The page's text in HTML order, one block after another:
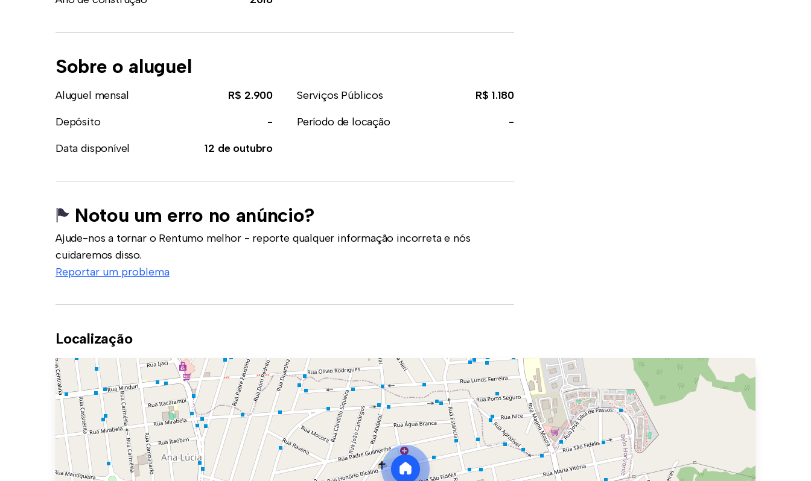
Sobre o aluguel
Aluguel mensal R$ 2.900 Serviços Públicos
R$ 1.180
Depósito
- Período de locação
-
Data disponível
12 de outubro
Notou um erro no anúncio?
Ajude-nos a tornar o Rentumo melhor - reporte qualquer informação incorreta e nós
cuidaremos disso.
Reportar um problema
Localização